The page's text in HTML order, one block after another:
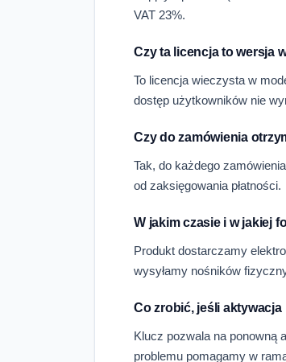
VAT 23%.
Czy ta licencja to wersja
To licencja wieczysta w
dostęp użytkowników nie
Czy do zamówienia
Tak, do każdego
od zaksięgowania płatności.
W jakim czasie i w jakiej
Produkt dostarczamy
wysyłamy nośników
Co zrobić, jeśli
Klucz pozwala na ponowną
problemu pomagamy w